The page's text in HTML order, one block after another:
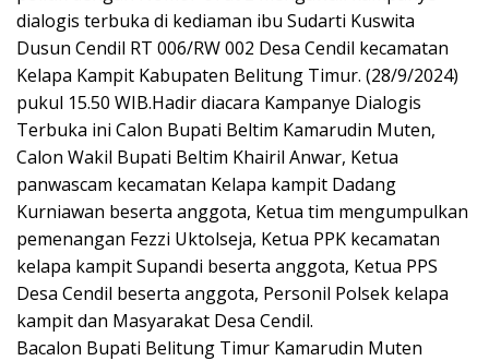
dialogis terbuka di kediaman ibu Sudarti Kuswita
Dusun Cendil RT 006/RW 002 Desa Cendil kecamatan
Kelapa Kampit Kabupaten Belitung Timur. (28/9/2024)
pukul 15.50 WIB.Hadir diacara Kampanye Dialogis
Terbuka ini Calon Bupati Beltim Kamarudin Muten,
Calon Wakil Bupati Beltim Khairil Anwar, Ketua
panwascam kecamatan Kelapa kampit Dadang
Kurniawan beserta anggota, Ketua tim mengumpulkan
pemenangan Fezzi Uktolseja, Ketua PPK kecamatan
kelapa kampit Supandi beserta anggota, Ketua PPS
Desa Cendil beserta anggota, Personil Polsek kelapa
kampit dan Masyarakat Desa Cendil.
Bacalon Bupati Belitung Timur Kamarudin Muten